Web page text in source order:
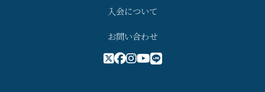
入会について
お問い合わせ